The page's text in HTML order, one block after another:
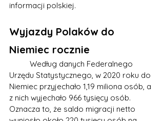
informacji polskiej.
Wyjazdy Polaków do
Niemiec rocznie
Urzędu Statystycznego, w 2020 roku do
Niemiec przyjechało 1,19 miliona osób, a
z nich wyjechało 966 tysięcy osób.
Oznacza to, że saldo migracji netto